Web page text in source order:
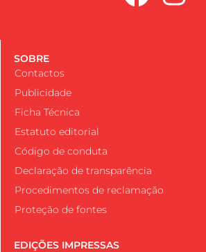
SOBRE
Contactos
Publicidade
Ficha Técnica
Estatuto editorial
Código de conduta
Declaração de transparência
Procedimentos de reclamação
Proteção de fontes
EDIÇÕES IMPRESSAS